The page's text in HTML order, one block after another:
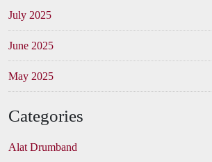
July 2025
June 2025
May 2025
Categories
Alat Drumband